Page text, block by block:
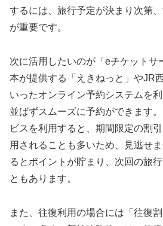
するには、旅行予定が決まり次第
が重要です。
次に活用したいのが「eチケットサ
本が提供する「えきねっと」やJR
いったオンライン予約システムを
並ばずスムーズに予約ができます
ビスを利用すると、期間限定の割
用されることも多いため、見逃せ
るとポイントが貯まり、次回の旅
ともあります。
また、往復利用の場合には「往復